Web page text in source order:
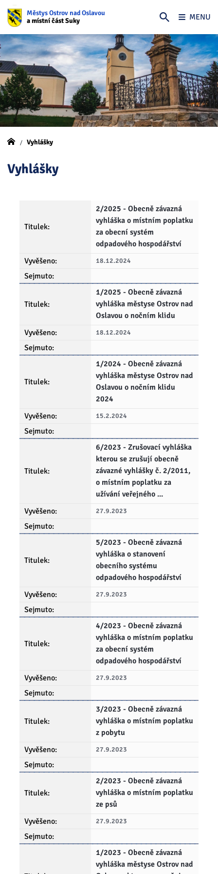
Vyhlášky
Vyhlášky
2/2025 - Obecně závazná
vyhláška o místním poplatku
za obecní systém
odpadového hospodářství
18.12.2024
1/2025 - Obecně závazná
vyhláška městyse Ostrov nad
Oslavou o nočním klidu
18.12.2024
1/2024 - Obecně závazná
vyhláška městyse Ostrov nad
Oslavou o nočním klidu
2024
15.2.2024
6/2023 - Zrušovací vyhláška
kterou se zrušují obecně
závazné vyhlášky č. 2/2011,
o místním poplatku za
užívání veřejného ...
27.9.2023
5/2023 - Obecně závazná
vyhláška o stanovení
obecního systému
odpadového hospodářství
27.9.2023
4/2023 - Obecně závazná
vyhláška o místním poplatku
za obecní systém
odpadového hospodářství
27.9.2023
3/2023 - Obecně závazná
vyhláška o místním poplatku
z pobytu
27.9.2023
2/2023 - Obecně závazná
vyhláška o místním poplatku
ze psů
27.9.2023
1/2023 - Obecně závazná
vyhláška městyse Ostrov nad
Městys Ostrov nad Oslavou
a místní část Suky
MENU